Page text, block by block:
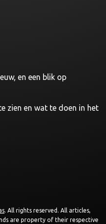
en een blik op
zien en wat te doen in het
. All rights reserved. All articles,
are property of their respective